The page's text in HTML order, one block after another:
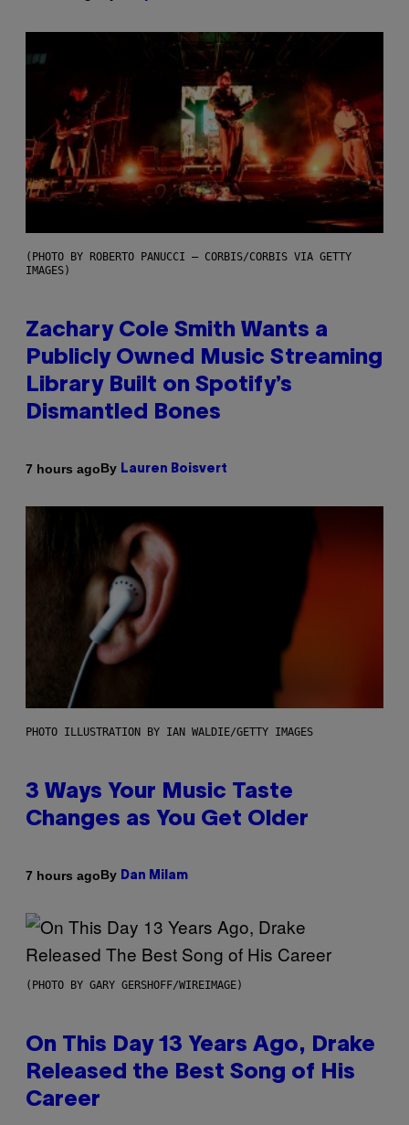
(PHOTO BY ROBERTO PANUCCI – CORBIS/CORBIS VIA GETTY
IMAGES)
Zachary Cole Smith Wants a
Publicly Owned Music Streaming
Library Built on Spotify’s
Dismantled Bones
7 hours agoBy Lauren Boisvert
PHOTO ILLUSTRATION BY IAN WALDIE/GETTY IMAGES
3 Ways Your Music Taste
Changes as You Get Older
7 hours agoBy Dan Milam
(PHOTO BY GARY GERSHOFF/WIREIMAGE)
On This Day 13 Years Ago, Drake
Released the Best Song of His
Career